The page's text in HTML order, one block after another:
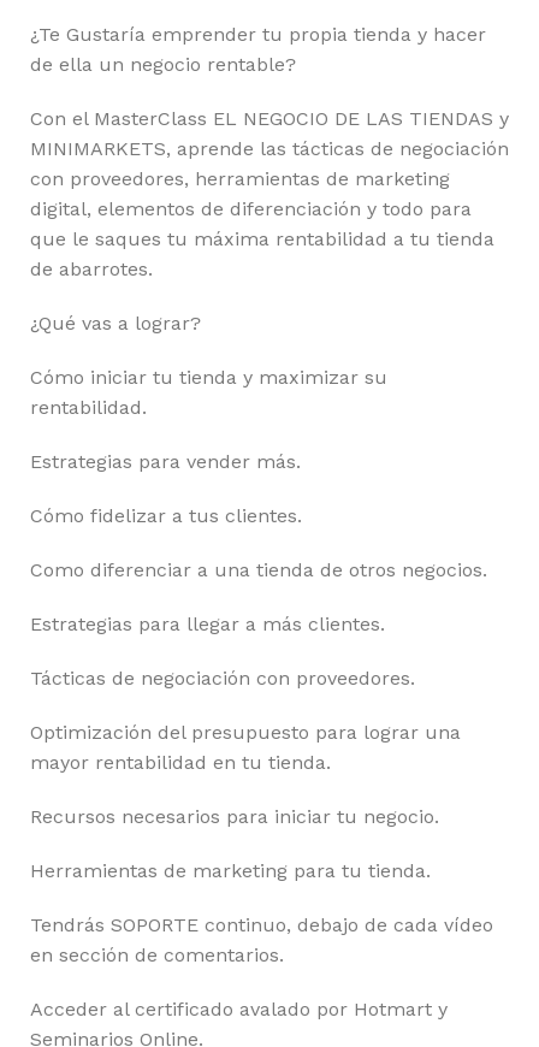
¿Te Gustaría emprender tu propia tienda y hacer
de ella un negocio rentable?
Con el MasterClass EL NEGOCIO DE LAS TIENDAS y
MINIMARKETS, aprende las tácticas de negociación
con proveedores, herramientas de marketing
digital, elementos de diferenciación y todo para
que le saques tu máxima rentabilidad a tu tienda
de abarrotes.
¿Qué vas a lograr?
Cómo iniciar tu tienda y maximizar su
rentabilidad.
Estrategias para vender más.
Cómo fidelizar a tus clientes.
Como diferenciar a una tienda de otros negocios.
Estrategias para llegar a más clientes.
Tácticas de negociación con proveedores.
Optimización del presupuesto para lograr una
mayor rentabilidad en tu tienda.
Recursos necesarios para iniciar tu negocio.
Herramientas de marketing para tu tienda.
Tendrás SOPORTE continuo, debajo de cada vídeo
en sección de comentarios.
Acceder al certificado avalado por Hotmart y
Seminarios Online.